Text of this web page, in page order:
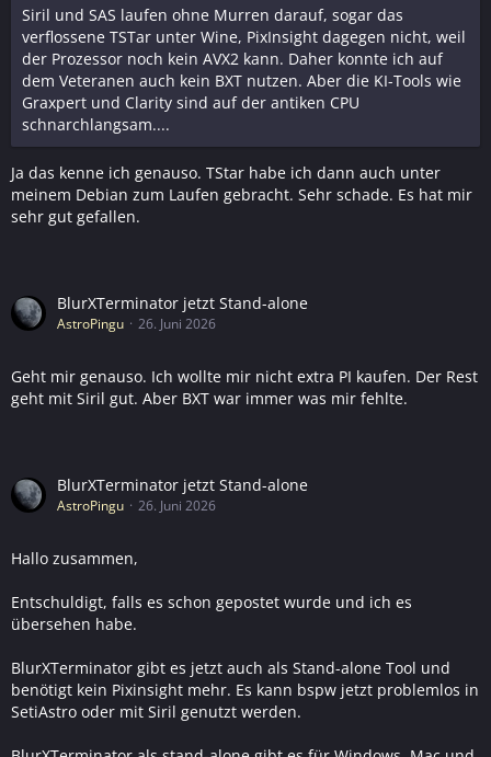
Siril und SAS laufen ohne Murren darauf, sogar das
verflossene TSTar unter Wine, PixInsight dagegen nicht, weil
der Prozessor noch kein AVX2 kann. Daher konnte ich auf
dem Veteranen auch kein BXT nutzen. Aber die KI-Tools wie
Graxpert und Clarity sind auf der antiken CPU
schnarchlangsam....
Ja das kenne ich genauso. TStar habe ich dann auch unter
meinem Debian zum Laufen gebracht. Sehr schade. Es hat mir
sehr gut gefallen.
BlurXTerminator jetzt Stand-alone
AstroPingu 26. Juni 2026
Geht mir genauso. Ich wollte mir nicht extra PI kaufen. Der Rest
geht mit Siril gut. Aber BXT war immer was mir fehlte.
BlurXTerminator jetzt Stand-alone
AstroPingu 26. Juni 2026
Hallo zusammen,
Entschuldigt, falls es schon gepostet wurde und ich es
übersehen habe.
BlurXTerminator gibt es jetzt auch als Stand-alone Tool und
benötigt kein Pixinsight mehr. Es kann bspw jetzt problemlos in
SetiAstro oder mit Siril genutzt werden.